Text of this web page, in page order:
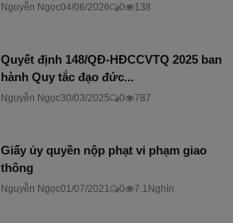
Nguyễn Ngọc04/06/2026 0 138
Quyết định 148/QĐ-HĐCCVTQ 2025 ban
hành Quy tắc đạo đức...
Nguyễn Ngọc30/03/2025 0 787
Giấy ủy quyền nộp phạt vi phạm giao
thông
Nguyễn Ngọc01/07/2021 0 7.1Nghìn